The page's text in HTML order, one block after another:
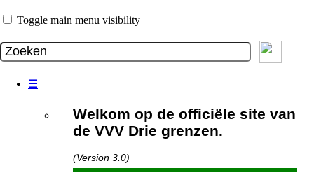
Toggle main menu visibility
☰
Welkom op de officiële site van
de VVV Drie grenzen.
(Version 3.0)